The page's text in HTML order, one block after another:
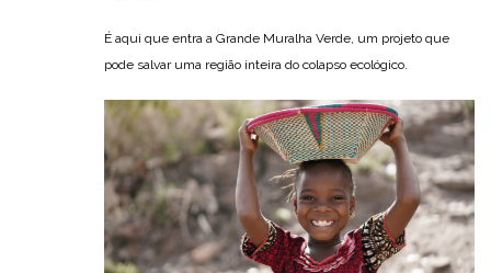
É aqui que entra a Grande Muralha Verde, um projeto que
pode salvar uma região inteira do colapso ecológico.